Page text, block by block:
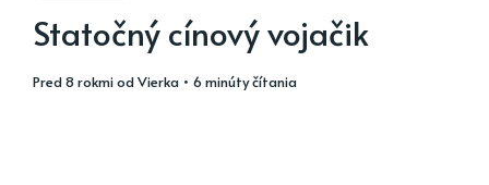
Statočný cínový vojačik
pred 8 rokmiodVierka • 6 minúty čítania